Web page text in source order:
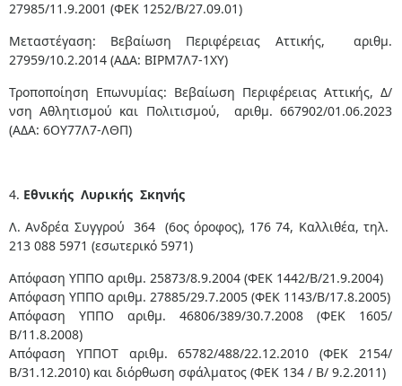
27985/11.9.2001 (ΦΕΚ 1252/Β/27.09.01)
Μεταστέγαση: Βεβαίωση Περιφέρειας Αττικής, αριθμ.
27959/10.2.2014 (ΑΔΑ: ΒΙΡΜ7Λ7-1ΧΥ)
Τροποποίηση Επωνυμίας: Βεβαίωση Περιφέρειας Αττικής, Δ/
νση Αθλητισμού και Πολιτισμού, αριθμ. 667902/01.06.2023
(ΑΔΑ: 6ΟΥ77Λ7-ΛΘΠ)
4. Εθνικής Λυρικής Σκηνής
Λ. Ανδρέα Συγγρού 364 (6ος όροφος), 176 74, Καλλιθέα, τηλ.
213 088 5971 (εσωτερικό 5971)
Απόφαση ΥΠΠΟ αριθμ. 25873/8.9.2004 (ΦΕΚ 1442/Β/21.9.2004)
Απόφαση ΥΠΠΟ αριθμ. 27885/29.7.2005 (ΦΕΚ 1143/Β/17.8.2005)
Απόφαση ΥΠΠΟ αριθμ. 46806/389/30.7.2008 (ΦΕΚ 1605/
Β/11.8.2008)
Απόφαση ΥΠΠΟΤ αριθμ. 65782/488/22.12.2010 (ΦΕΚ 2154/
Β/31.12.2010) και διόρθωση σφάλματος (ΦΕΚ 134 / Β/ 9.2.2011)